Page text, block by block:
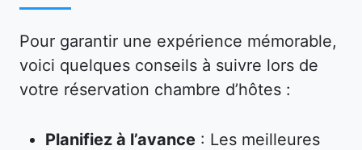
Pour garantir une expérience mémorable,
voici quelques conseils à suivre lors de
votre réservation chambre d’hôtes :
Planifiez à l’avance : Les meilleures